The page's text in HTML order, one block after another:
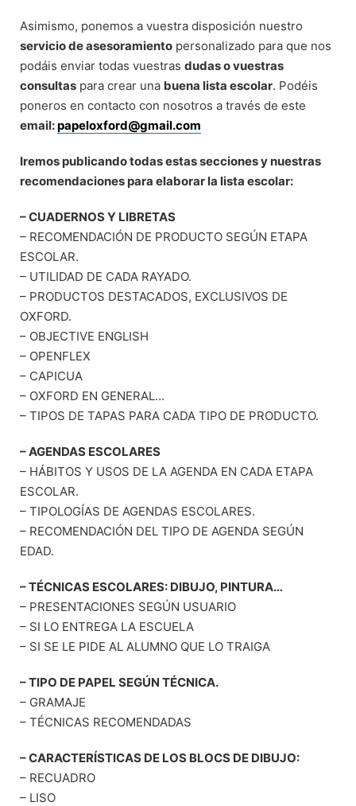
Asimismo, ponemos a vuestra disposición nuestro
servicio de asesoramiento personalizado para que nos
podáis enviar todas vuestras dudas o vuestras
consultas para crear una buena lista escolar. Podéis
poneros en contacto con nosotros a través de este
email:papeloxford@gmail.com
Iremos publicando todas estas secciones y nuestras
recomendaciones para elaborar la lista escolar:
– CUADERNOS Y LIBRETAS
– RECOMENDACIÓN DE PRODUCTO SEGÚN ETAPA
ESCOLAR.
– UTILIDAD DE CADA RAYADO.
– PRODUCTOS DESTACADOS, EXCLUSIVOS DE
OXFORD.
– OBJECTIVE ENGLISH
– OPENFLEX
– CAPICUA
– OXFORD EN GENERAL…
– TIPOS DE TAPAS PARA CADA TIPO DE PRODUCTO.
– AGENDAS ESCOLARES
– HÁBITOS Y USOS DE LA AGENDA EN CADA ETAPA
ESCOLAR.
– TIPOLOGÍAS DE AGENDAS ESCOLARES.
– RECOMENDACIÓN DEL TIPO DE AGENDA SEGÚN
EDAD.
– TÉCNICAS ESCOLARES: DIBUJO, PINTURA…
– PRESENTACIONES SEGÚN USUARIO
– SI LO ENTREGA LA ESCUELA
– SI SE LE PIDE AL ALUMNO QUE LO TRAIGA
– TIPO DE PAPEL SEGÚN TÉCNICA.
– GRAMAJE
– TÉCNICAS RECOMENDADAS
– CARACTERÍSTICAS DE LOS BLOCS DE DIBUJO:
– RECUADRO
– LISO